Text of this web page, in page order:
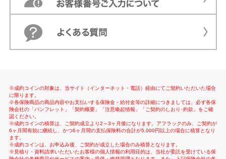
※成約コインの対象は、当サイト（インターネット・電話）経由にてご契約いただいた場合
に限ります。
※各保険商品の商品内容やお支払いする保険金・給付金等の詳細につきましては、必ず各保
険会社の「パンフレット」「契約概要」「注意喚起情報」「ご契約のしおり･約款」をご確
認ください。
※成約コインの積算は、ご契約成立より2～3ヶ月後になります。アフラックのみ、ご契約が
6ヶ月間有効に継続し、かつ6ヶ月間の支払保険料の合計が5,000円以上の場合に積算となり
ます。
※成約コインは、お申込み後、ご契約が成立した場合のみ積算となります。
※見積り・資料請求いただいたお客様の個人情報の利用目的は、当社が委託を受けている保